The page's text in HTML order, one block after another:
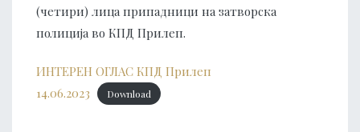
(четири) лица припадници на затворска
полиција во КПД Прилеп.
ИНТЕРЕН ОГЛАС КПД Прилеп
14.06.2023
Download